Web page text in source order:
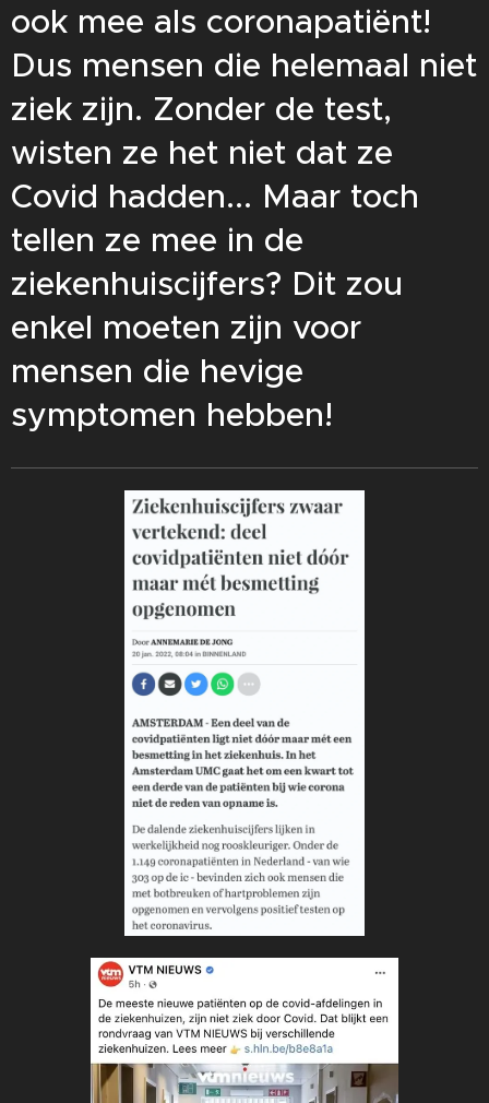
ook mee als coronapatiënt!
Dus mensen die helemaal niet
ziek zijn. Zonder de test,
wisten ze het niet dat ze
Covid hadden... Maar toch
tellen ze mee in de
ziekenhuiscijfers? Dit zou
enkel moeten zijn voor
mensen die hevige
symptomen hebben!